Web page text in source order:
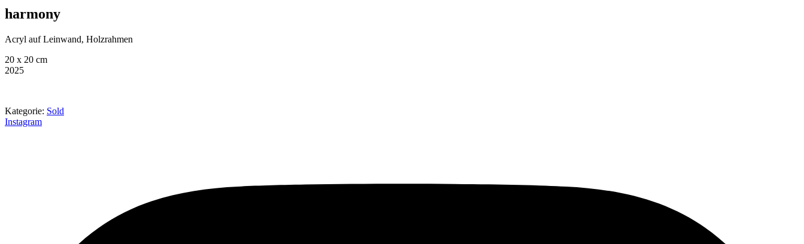
harmony
Acryl auf Leinwand, Holzrahmen
20 x 20 cm
2025
Kategorie: Sold
Instagram